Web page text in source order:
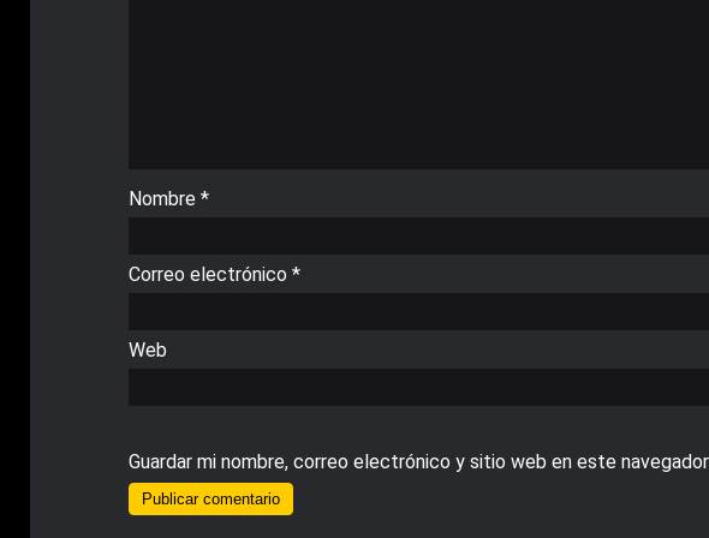
Nombre *
Correo electrónico *
Web
Guardar mi nombre, correo electrónico y sitio web en este